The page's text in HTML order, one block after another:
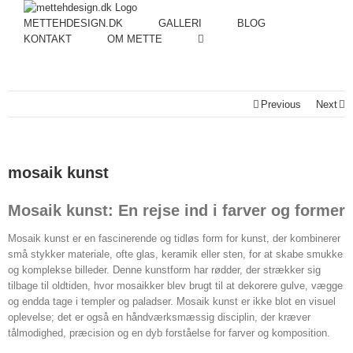
METTEHDESIGN.DK GALLERI
BLOG
KONTAKT
OM METTE
Previous Next
mosaik kunst
Mosaik kunst: En rejse ind i farver og former
Mosaik kunst er en fascinerende og tidløs form for kunst, der kombinerer
små stykker materiale, ofte glas, keramik eller sten, for at skabe smukke
og komplekse billeder. Denne kunstform har rødder, der strækker sig
tilbage til oldtiden, hvor mosaikker blev brugt til at dekorere gulve, vægge
og endda tage i templer og paladser. Mosaik kunst er ikke blot en visuel
oplevelse; det er også en håndværksmæssig disciplin, der kræver
tålmodighed, præcision og en dyb forståelse for farver og komposition.